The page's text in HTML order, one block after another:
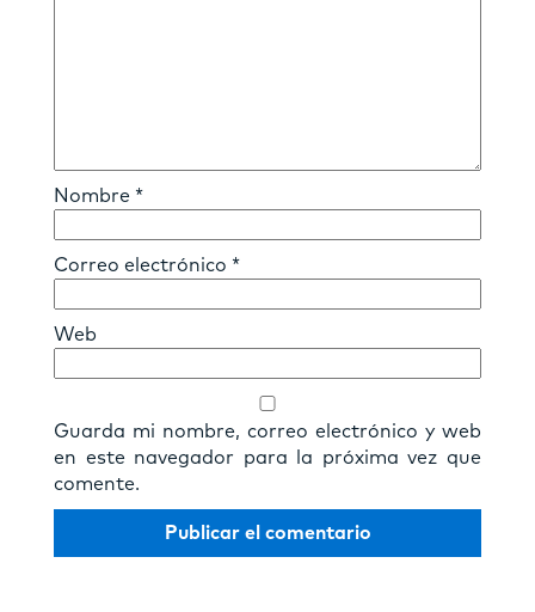
Nombre *
Correo electrónico *
Web
Guarda mi nombre, correo electrónico y web
en este navegador para la próxima vez que
comente.